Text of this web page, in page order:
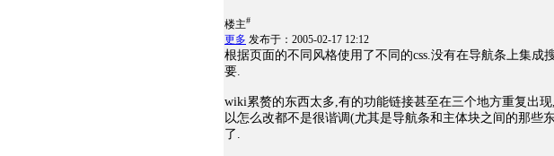
楼主#
更多 发布于：2005-02-17 12:12
根据页面的不同风格使用了不同的css.没有在导航条上集
要.
wiki累赘的东西太多,有的功能链接甚至在三个地方重复出
以怎么改都不是很谐调(尤其是导航条和主体块之间的那些
了.